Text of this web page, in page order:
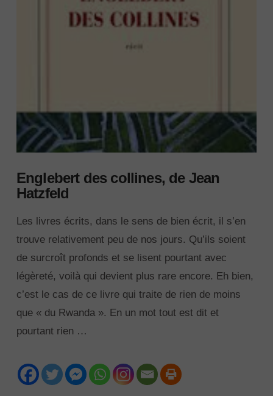
VIEW POST
Englebert des collines, de Jean
Hatzfeld
Les livres écrits, dans le sens de bien écrit, il s’en
trouve relativement peu de nos jours. Qu’ils soient
de surcroît profonds et se lisent pourtant avec
légèreté, voilà qui devient plus rare encore. Eh bien,
c’est le cas de ce livre qui traite de rien de moins
que « du Rwanda ». En un mot tout est dit et
pourtant rien …